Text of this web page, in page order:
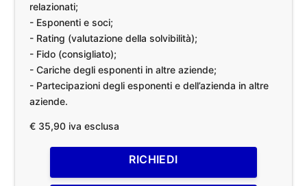
relazionati;
- Esponenti e soci;
- Rating (valutazione della solvibilità);
- Fido (consigliato);
- Cariche degli esponenti in altre aziende;
- Partecipazioni degli esponenti e dell’azienda in altre
aziende.
€ 35,90 iva esclusa
RICHIEDI